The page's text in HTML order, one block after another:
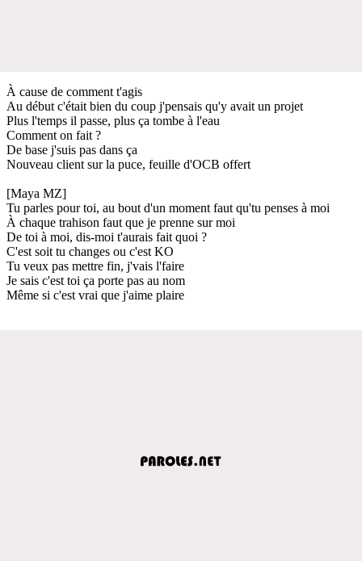
À cause de comment t'agis
Au début c'était bien du coup j'pensais qu'y avait un projet
Plus l'temps il passe, plus ça tombe à l'eau
Comment on fait ?
De base j'suis pas dans ça
Nouveau client sur la puce, feuille d'OCB offert
[Maya MZ]
Tu parles pour toi, au bout d'un moment faut qu'tu penses à moi
À chaque trahison faut que je prenne sur moi
De toi à moi, dis-moi t'aurais fait quoi ?
C'est soit tu changes ou c'est KO
Tu veux pas mettre fin, j'vais l'faire
Je sais c'est toi ça porte pas au nom
Même si c'est vrai que j'aime plaire